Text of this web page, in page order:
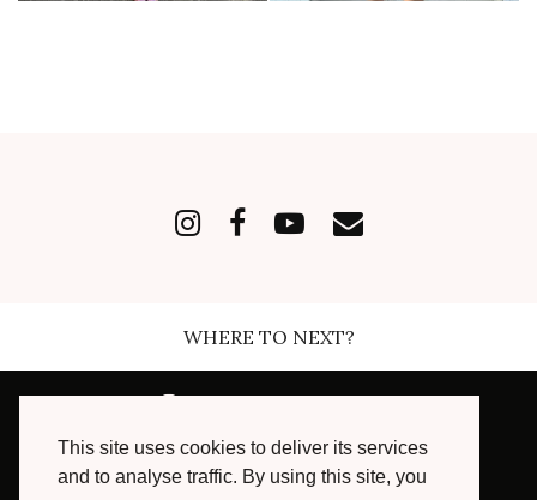
This site uses cookies to deliver its services
and to analyse traffic. By using this site, you
WHERE TO NEXT?
INSTAGRAM| 168489